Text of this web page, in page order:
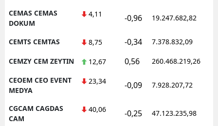
CEMAS CEMAS
DOKUM
4,11 -0,96 19.247.682,82
CEMTS CEMTAS 8,75 -0,34 7.378.832,09
CEMZY CEM ZEYTIN 12,67 0,56 260.468.219,26
CEOEM CEO EVENT
MEDYA
23,34 -0,09 7.928.207,72
CGCAM CAGDAS
CAM
40,06 -0,25 47.123.235,98